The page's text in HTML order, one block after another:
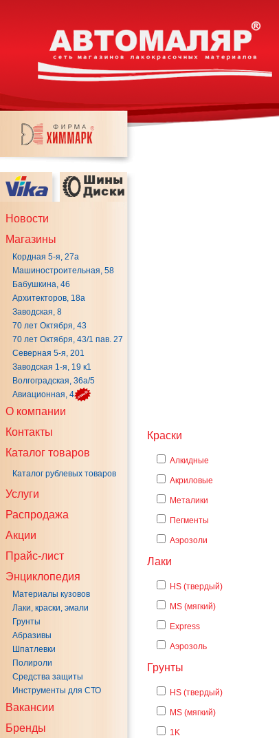
Новости
Магазины
Кордная 5-я, 27а
Машиностроительная, 58
Бабушкина, 46
Архитекторов, 18а
Заводская, 8
70 лет Октября, 43
70 лет Октября, 43/1 пав. 27
Северная 5-я, 201
Заводская 1-я, 19 к1
Волгоградская, 36а/5
Авиационная, 4
О компании
Контакты
Каталог товаров
Каталог рублевых товаров
Услуги
Распродажа
Акции
Прайс-лист
Энциклопедия
Материалы кузовов
Лаки, краски, эмали
Грунты
Абразивы
Шпатлевки
Полироли
Средства защиты
Инструменты для СТО
Вакансии
Бренды
Краски
Алкидные
Акриловые
Металики
Пегменты
Аэрозоли
Лаки
HS (твердый)
MS (мягкий)
Express
Аэрозоль
Грунты
HS (твердый)
MS (мягкий)
1K